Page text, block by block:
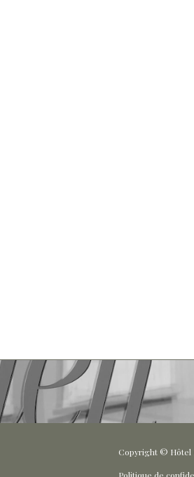
Copyright © Hôtel
Politique de